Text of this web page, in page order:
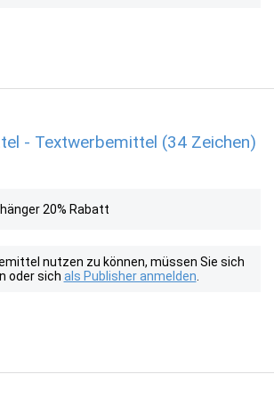
- Textwerbemittel (34 Zeichen)
20% Rabatt
nutzen zu können, müssen Sie sich
oder sich als Publisher anmelden